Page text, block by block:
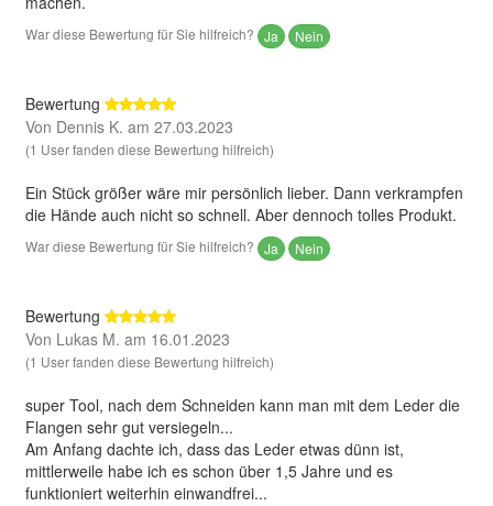
War diese Bewertung für Sie hilfreich? Ja Nein
Bewertung
Von Dennis K. am 27.03.2023
(1 User fanden diese Bewertung hilfreich)
Ein Stück größer wäre mir persönlich lieber. Dann verkrampfen
die Hände auch nicht so schnell. Aber dennoch tolles Produkt.
War diese Bewertung für Sie hilfreich? Ja Nein
Bewertung
Von Lukas M. am 16.01.2023
(1 User fanden diese Bewertung hilfreich)
super Tool, nach dem Schneiden kann man mit dem Leder die
Flangen sehr gut versiegeln...
Am Anfang dachte ich, dass das Leder etwas dünn ist,
mittlerweile habe ich es schon über 1,5 Jahre und es
funktioniert weiterhin einwandfrei...